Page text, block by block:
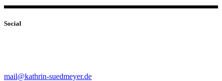
Social
mail@kathrin-suedmeyer.de